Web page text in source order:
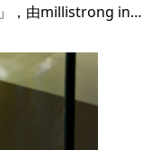
spa ph+是一所「星級美容水療精品店」，由millistrong international limited作為後盾，spa ph+擁有最齊備的資源為您提供最優質的護理服務。 由「philosophy treatment spa」演變而成的spa ph+將最新的元素 - HABA、32C及aujourd’hui - 融合一起，今天，spa ph+已座擁多個國際護膚品牌，為您提供最高質素的護理療程。 spa ph+ is one of the first-tiered “beauty boutique” in Hong Kong. Backed by millistrong international limited, spa ph+ owns the best resources to provide you with the best treatment services. Evolved from the renowned “Philosophy treatment spa”, spa ph+ has integrated new elements – HABA, 32oC and Aujourd’hui”- into the whole. Now, spa ph+ is a multi-branding beauty boutique that offers the most premium services to allthe beauty.